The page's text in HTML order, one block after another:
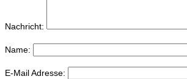
Nachricht:
Name:
E-Mail Adresse: